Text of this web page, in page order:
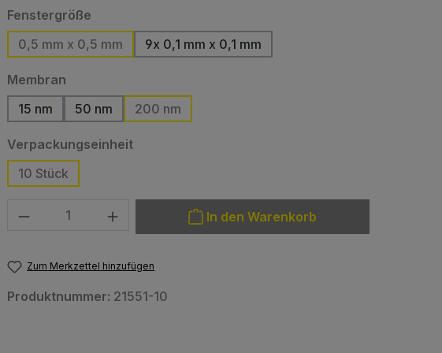
Fenstergröße
0,5 mm x 0,5 mm
9x 0,1 mm x 0,1 mm
(Diese Option ist zurzeit nicht verfügbar.)
Membran
15 nm
(Diese Option ist zurzeit nicht verfügbar.)
50 nm 200 nm
Verpackungseinheitauswählen
10 Stück
Produkt Anzahl: Gib den gewünschten Wert ein oder benutze die
In den Warenkorb
Zum Merkzettel hinzufügen
Produktnummer: 21551-10